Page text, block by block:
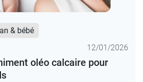
& bébé
12/01/2026
oléo calcaire pour